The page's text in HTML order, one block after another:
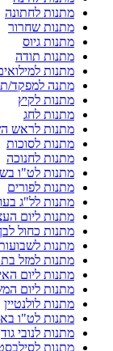
מתנות לחתונה
מתנות שחרור
מתנות גיוס
מתנות תודה
מתנות
מתנה למפקד/ת
מתנות לקיץ
מתנות לחג
מתנות לראש
מתנות לסוכות
מתנות לחנוכה
מתנות לט"ו
מתנות לפורים
מתנות לל"ג
מתנות ליום
מתנות כחול לבן
מתנות
מתנות למזל
מתנות ליום
מתנות ליום
מתנות לולנטיין
מתנות לט"ו
מתנות לנובי גוד
מתנות